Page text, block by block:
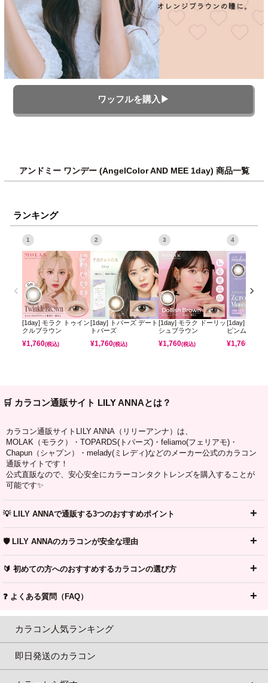
ワッフルを購入▶
アンドミー ワンデー (AngelColor AND MEE 1day) 商品一覧
ランキング
1
[1day] モラク トゥイン
クルブラウン
¥1,760(税込)
2
[1day] トパーズ デート
トパーズ
¥1,760(税込)
3
[1day] モラク ドーリッ
シュブラウン
¥1,760(税込)
4
[1day] ミレデ
ピンムーン
¥1,760
🛒 カラコン通販サイト LILY ANNAとは？
カラコン通販サイトLILY ANNA（リリーアンナ）は、
MOLAK（モラク）・TOPARDS(トパーズ)・feliamo(フェリアモ)・
Chapun（シャプン）・melady(ミレディ)などのメーカー公式のカラコン
通販サイトです！
公式直販なので、安心安全にカラーコンタクトレンズを購入することが
可能です✨
💡 LILY ANNAで通販する3つのおすすめポイント
🛡️ LILY ANNAのカラコンが安全な理由
🔰 初めての方へのおすすめするカラコンの選び方
❓ よくある質問（FAQ）
カラコン人気ランキング
即日発送のカラコン